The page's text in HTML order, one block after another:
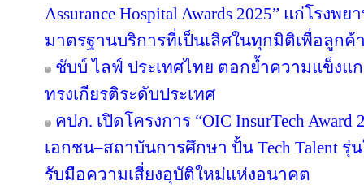
Assurance Hospital Awards 2025” แก่โรง
มาตรฐานบริการที่เป็นเลิศในทุกมิติเพื่อลูก
ชับบ์ ไลฟ์ ประเทศไทย ตอกย้ำความแข็งแ
ทรงเกียรติระดับประเทศ
คปภ. เปิดโครงการ “OIC InsurTech
เอกชน–สถาบันการศึกษา ปั้น Tech Talent
รับมือความเสี่ยงอุบัติใหม่แห่งอนาคต